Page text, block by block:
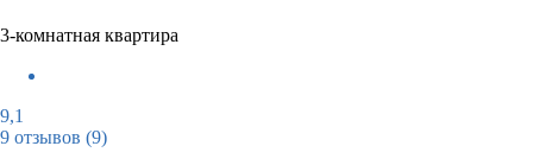
3-комнатная квартира
9,1
9 отзывов (9)